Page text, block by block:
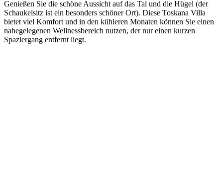
Genießen Sie die schöne Aussicht auf das Tal und die Hügel (der
Schaukelsitz ist ein besonders schöner Ort). Diese Toskana Villa
bietet viel Komfort und in den kühleren Monaten können Sie einen
nahegelegenen Wellnessbereich nutzen, der nur einen kurzen
Spaziergang entfernt liegt.